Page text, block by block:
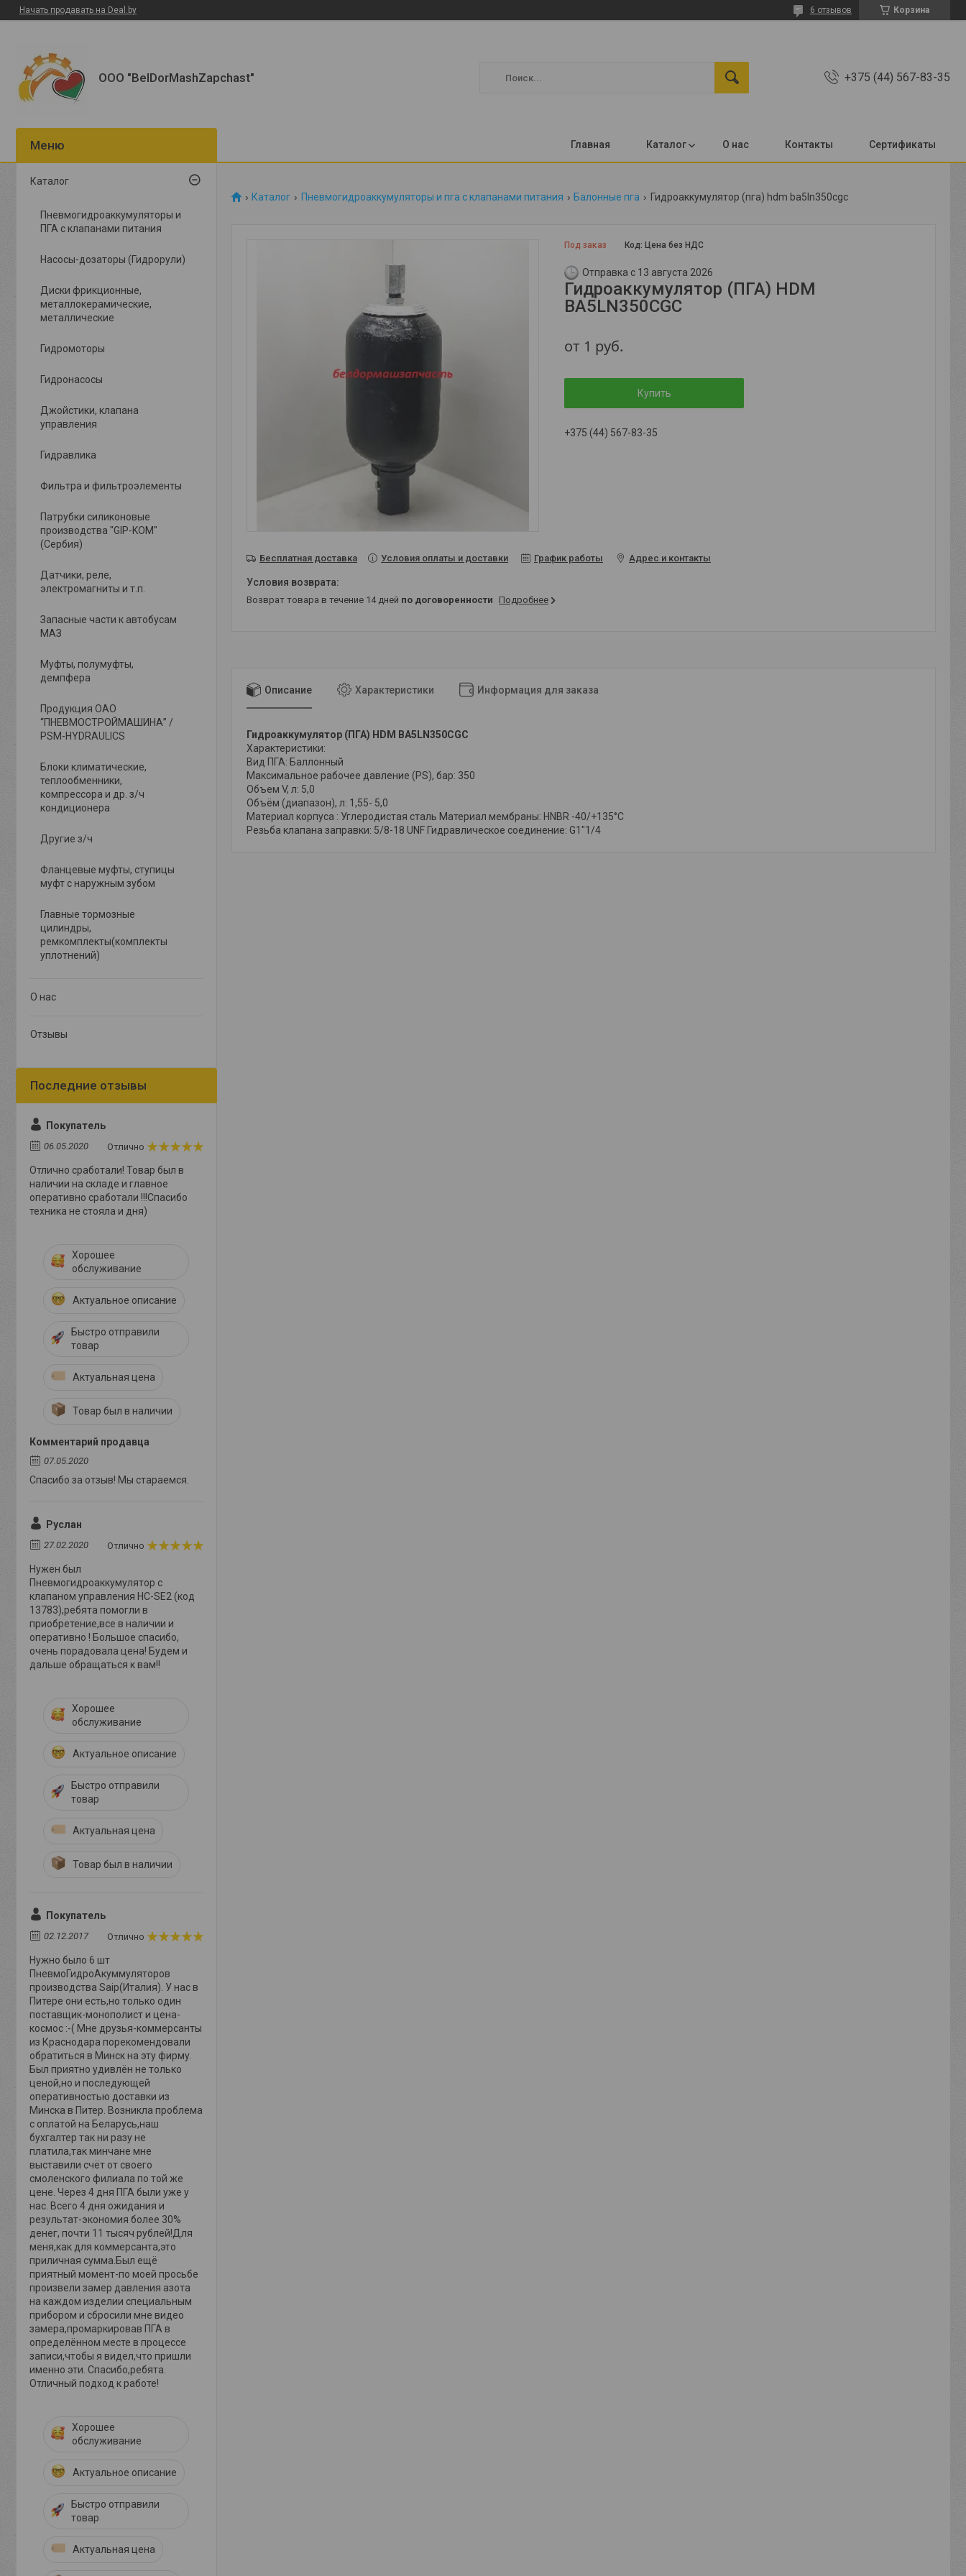
Начать продавать на Deal.by Корзина
6 отзывов
ООО "BelDorMashZapchast" +375 (44) 567-83-35
Главная Каталог О нас Контакты Сертификаты
Каталог Пневмогидроаккумуляторы и пга с клапанами питания Балонные пга Гидроаккумулятор (пга) hdm ba5ln350cgc
Под заказ Код: Цена без НДС
Отправка с 13 августа 2026
Гидроаккумулятор (ПГА) HDM
BA5LN350CGC
от 1 руб.
Купить
+375 (44) 567-83-35
Бесплатная доставка Условия оплаты и доставки График работы Адрес и контакты
возврат товара в течение 14 дней по договоренности Подробнее
Описание Характеристики Информация для заказа
Гидроаккумулятор (ПГА) HDM BA5LN350CGC
Характеристики:
Вид ПГА: Баллонный
Максимальное рабочее давление (PS), бар: 350
Объем V, л: 5,0
Объём (диапазон), л: 1,55- 5,0
Материал корпуса : Углеродистая сталь Материал мембраны: HNBR -40/+135°С
Резьба клапана заправки: 5/8-18 UNF Гидравлическое соединение: G1"1/4
Каталог
Пневмогидроаккумуляторы и
ПГА с клапанами питания
Насосы-дозаторы (Гидрорули)
Диски фрикционные,
металлокерамические,
металлические
Гидромоторы
Гидронасосы
Джойстики, клапана
управления
Гидравлика
Фильтра и фильтроэлементы
Патрубки силиконовые
производства "GIP-KOM"
(Сербия)
Датчики, реле,
электромагниты и т.п.
Запасные части к автобусам
МАЗ
Муфты, полумуфты,
демпфера
Продукция ОАО
“ПНЕВМОСТРОЙМАШИНА” /
PSM-HYDRAULICS
Блоки климатические,
теплообменники,
компрессора и др. з/ч
кондиционера
Другие з/ч
Фланцевые муфты, ступицы
муфт с наружным зубом
Главные тормозные
цилиндры,
ремкомплекты(комплекты
уплотнений)
О нас
Отзывы
Покупатель
06.05.2020 Отлично
Отлично сработали! Товар был в
наличии на складе и главное
оперативно сработали !!!Спасибо
техника не стояла и дня)
Хорошее
обслуживание
Актуальное описание
Быстро отправили
товар
Актуальная цена
Товар был в наличии
Комментарий продавца
07.05.2020
Спасибо за отзыв! Мы стараемся.
Руслан
27.02.2020 Отлично
Нужен был
Пневмогидроаккумулятор с
клапаном управления HC-SE2 (код
13783),ребята помогли в
приобретение,все в наличии и
оперативно ! Большое спасибо,
очень порадовала цена! Будем и
дальше обращаться к вам!!
Хорошее
обслуживание
Актуальное описание
Быстро отправили
товар
Актуальная цена
Товар был в наличии
Покупатель
02.12.2017 Отлично
Нужно было 6 шт
ПневмоГидроАкуммуляторов
производства Saip(Италия). У нас в
Питере они есть,но только один
поставщик-монополист и цена-
космос :-( Мне друзья-коммерсанты
из Краснодара порекомендовали
обратиться в Минск на эту фирму.
Был приятно удивлён не только
ценой,но и последующей
оперативностью доставки из
Минска в Питер. Возникла проблема
с оплатой на Беларусь,наш
бухгалтер так ни разу не
платила,так минчане мне
выставили счёт от своего
смоленского филиала по той же
цене. Через 4 дня ПГА были уже у
нас. Всего 4 дня ожидания и
результат-экономия более 30%
денег, почти 11 тысяч рублей!Для
меня,как для коммерсанта,это
приличная сумма.Был ещё
приятный момент-по моей просьбе
произвели замер давления азота
на каждом изделии специальным
прибором и сбросили мне видео
замера,промаркировав ПГА в
определённом месте в процессе
записи,чтобы я видел,что пришли
именно эти. Спасибо,ребята.
Отличный подход к работе!
Хорошее
обслуживание
Актуальное описание
Быстро отправили
товар
Актуальная цена